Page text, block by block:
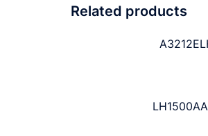
Related products